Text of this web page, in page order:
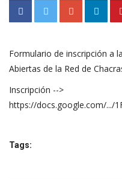
Formulario de inscripción a
Abiertas de la Red de
Inscripción -->
https://docs.google.com/.../
Tags: